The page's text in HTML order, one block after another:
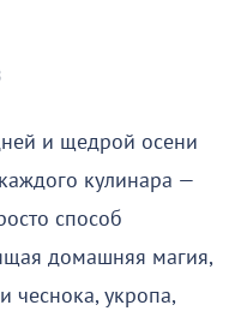
и щедрой осени
кулинара —
способ
домашняя магия,
укропа,